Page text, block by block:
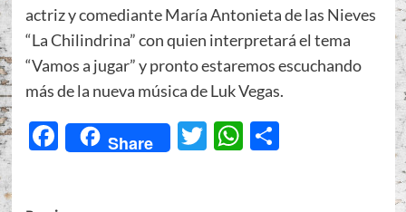
actriz y comediante María Antonieta de las Nieves
“La Chilindrina” con quien interpretará el tema
“Vamos a jugar” y pronto estaremos escuchando
más de la nueva música de Luk Vegas.
Facebook
Share Twitter
WhatsApp
Share